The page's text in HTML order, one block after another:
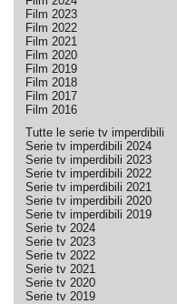
Film 2023
Film 2022
Film 2021
Film 2020
Film 2019
Film 2018
Film 2017
Film 2016
Tutte le serie tv imperdibili
Serie tv imperdibili 2024
Serie tv imperdibili 2023
Serie tv imperdibili 2022
Serie tv imperdibili 2021
Serie tv imperdibili 2020
Serie tv imperdibili 2019
Serie tv 2024
Serie tv 2023
Serie tv 2022
Serie tv 2021
Serie tv 2020
Serie tv 2019